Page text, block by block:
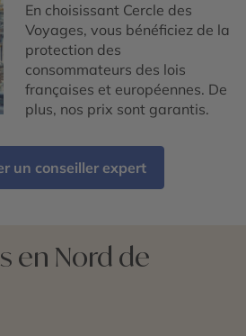
En choisissant Cercle des
Voyages, vous bénéficiez de la
protection des
consommateurs des lois
françaises et européennes. De
plus, nos prix sont garantis.
un conseiller expert
en Nord de